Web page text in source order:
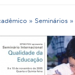
» Seminários »